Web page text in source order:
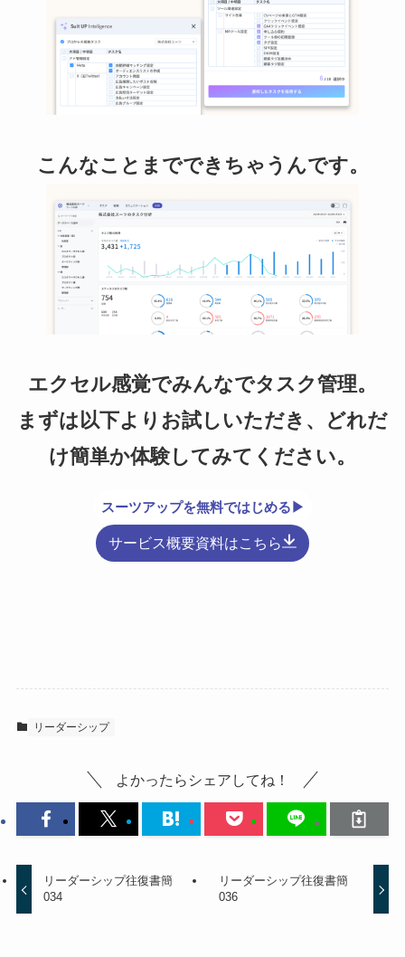
こんなことまでできちゃうんです。
エクセル感覚でみんなでタスク管理。
まずは以下よりお試しいただき、どれだ
け簡単か体験してみてください。
スーツアップを無料ではじめる▶
サービス概要資料はこちら
リーダーシップ
よかったらシェアしてね！
リーダーシップ往復書簡
034
リーダーシップ往復書簡
036